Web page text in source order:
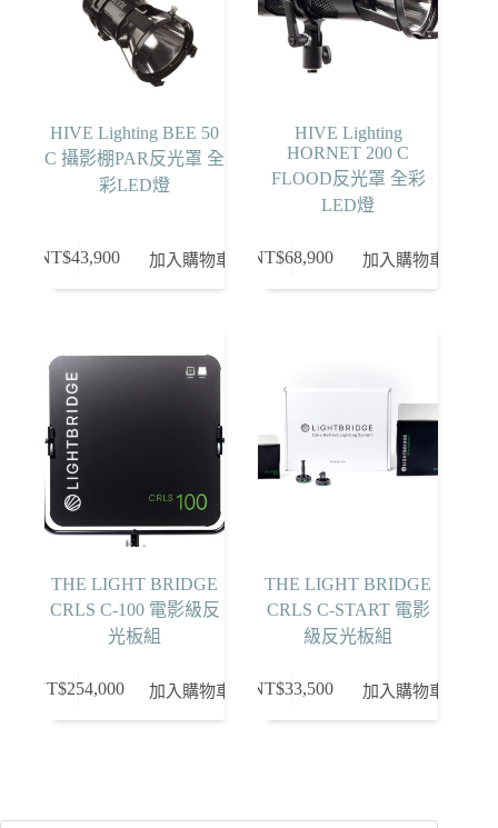
HIVE Lighting BEE 50
C 攝影棚PAR反光罩 全
彩LED燈
NT$43,900 加入購物車
HIVE Lighting
HORNET 200 C
FLOOD反光罩 全彩
LED燈
NT$68,900 加入購物車
THE LIGHT BRIDGE
CRLS C-100 電影級反
光板組
NT$254,000 加入購物車
THE LIGHT BRIDGE
CRLS C-START 電影
級反光板組
NT$33,500 加入購物車